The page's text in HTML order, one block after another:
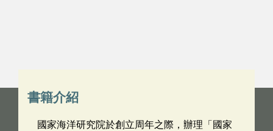
書籍介紹
國家海洋研究院於創立周年之際，辦理「國家